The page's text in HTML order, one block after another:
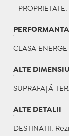
PROPRIETATE :
PERFORMANTA
CLASA
ALTE
SUPRAFAȚĂ
ALTE DETALII
DESTINATII :